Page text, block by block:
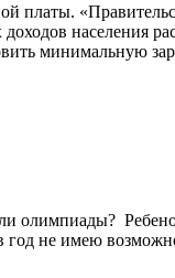
населения
минимальную
олимпиады?
год не имею